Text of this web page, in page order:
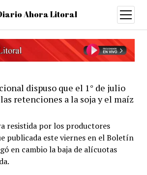
Ahora Litoral
open
menu
dispuso que el 1° de julio
retenciones a la soja y el maíz
resistida por los productores
publicada este viernes en el Boletín
en cambio la baja de alícuotas